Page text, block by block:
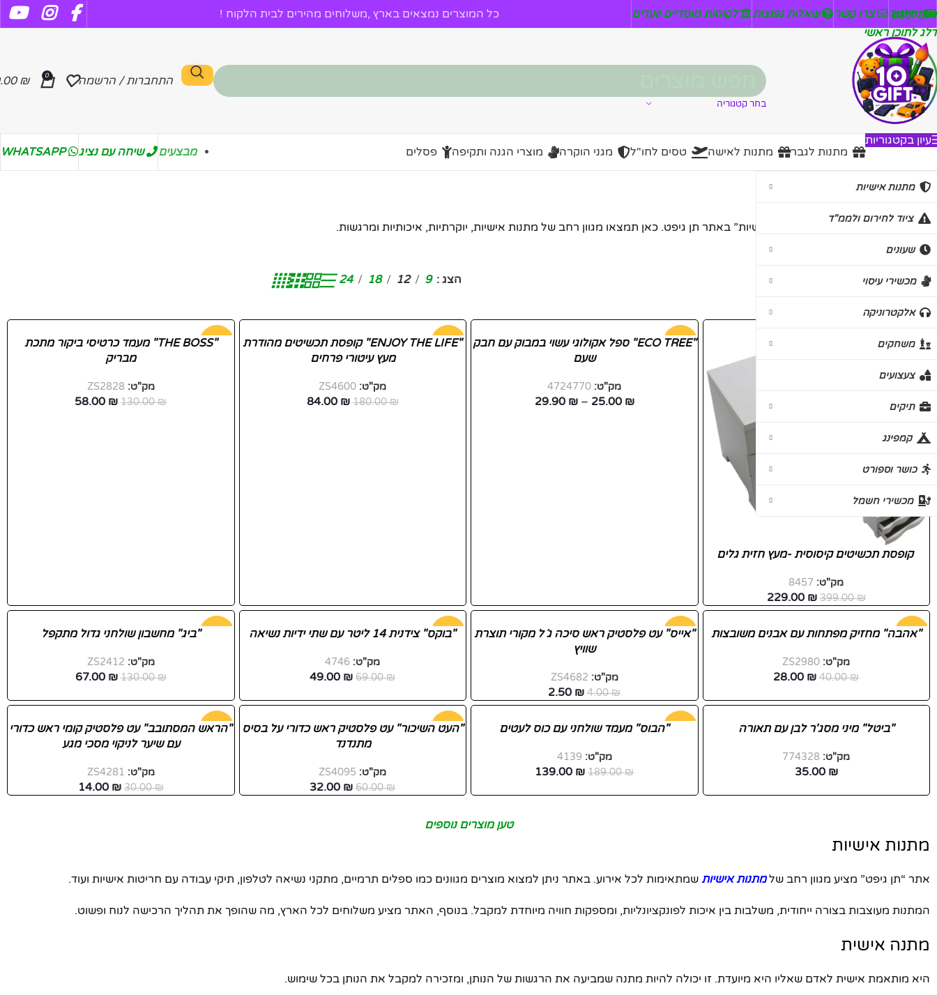
דלג לניווט
דלג לתוכן ראשי
ניזלטר צרו קשר שאלות נפוצות לקוחות מוסדיים וועדים כל המוצרים נמצאים בארץ ,משלוחים מהירים לבית הלקוח !
בחר קטגוריה
התחברות / הרשמה 0
₪
עיון בקטגוריות
מתנות אישיות
ציוד לחירום ולממ"ד
שעונים
מכשירי עיסוי
אלקטרוניקה
משחקים
צעצועים
תיקים
קמפינג
כושר וספורט
מכשירי חשמל
מתנות לגבר מתנות לאישה טסים לחו"ל מגני הוקרה מוצרי הגנה ותקיפה פסלים מבצעים שיחה עם נציג WHATSAPP
מתנות אישיות
ברוכים הבאים לקטגוריית “מתנות אישיות” באתר תן גיפט. כאן תמצאו מגוון רחב של מתנות אישיות, יוקרתיות, איכותיות ומרגשות.
עמוד הבית/ מתנות אישיות הצג 9
12
18
24
-43%
קופסת תכשיטים קיסוסית -מעץ חזית גלים
מק"ט: 8457
399.00₪
229.00 ₪
-16%
"ECO TREE" ספל אקולוגי עשוי במבוק עם חבק
שעם
מק"ט: 4724770
25.00 ₪
–
29.90 ₪
-53%
"ENJOY THE LIFE" קופסת תכשיטים מהודרת
מעץ עיטורי פרחים
מק"ט: ZS4600
180.00₪
84.00 ₪
-55%
"THE BOSS" מעמד כרטיסי ביקור מתכת
מבריק
מק"ט:ZS2828
130.00₪
58.00 ₪
-30%
"אהבה" מחזיק מפתחות עם אבנים משובצות
מק"ט: ZS2980
40.00₪
28.00 ₪
-38%
"אייס" עט פלסטיק ראש סיכה ג´ל מקורי תוצרת
שוויץ
מק"ט: ZS4682
4.00₪
2.50 ₪
-29%
"בוקס" צידנית 14 ליטר עם שתי ידיות נשיאה
מק"ט: 4746
69.00₪
49.00 ₪
"ביג" מחשבון שולחני גדול מתקפל
מק"ט: ZS2412
130.00₪
67.00 ₪
"ביטל" מיני מסג'ר לבן עם תאורה
מק"ט: 774328
35.00 ₪
-26%"הבוס" מעמד שולחני עם כוס לעטים
מק"ט: 4139
189.00₪
139.00 ₪
-47%
"העט השיכור" עט פלסטיק ראש כדורי על בסיס
מתנדנד
מק"ט: ZS4095
60.00₪
32.00 ₪
-53%
"הראש המסתובב" עט פלסטיק קומי ראש כדורי
עם שיער לניקוי מסכי מגע
מק"ט: ZS4281
30.00₪
14.00 ₪
טען מוצרים נוספים
מתנות אישיות
אתר “תן גיפט” מציע מגוון רחב שלמתנות אישיות שמתאימות לכל אירוע. באתר ניתן למצוא מוצרים מגוונים כמו ספלים תרמיים, מתקני נשיאה לטלפון, תיקי עבודה עם חריטות אישיות ועוד.
המתנות מעוצבות בצורה ייחודית, משלבות בין איכות לפונקציונליות, ומספקות חוויה מיוחדת למקבל. בנוסף, האתר מציע משלוחים לכל הארץ, מה שהופך את תהליך הרכישה לנוח ופשוט.
מתנה אישית
היא מותאמת אישית לאדם שאליו היא מיועדת. זו יכולה להיות מתנה שמביעה את הרגשות של הנותן, ומזכירה למקבל את הנותן בכל שימוש.